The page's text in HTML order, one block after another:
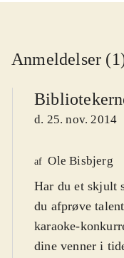
Anmeldelser
d. 25. nov. 2014
af Ole Bisbjerg
Har du et skjult
du afprøve
karaoke-
dine venner i